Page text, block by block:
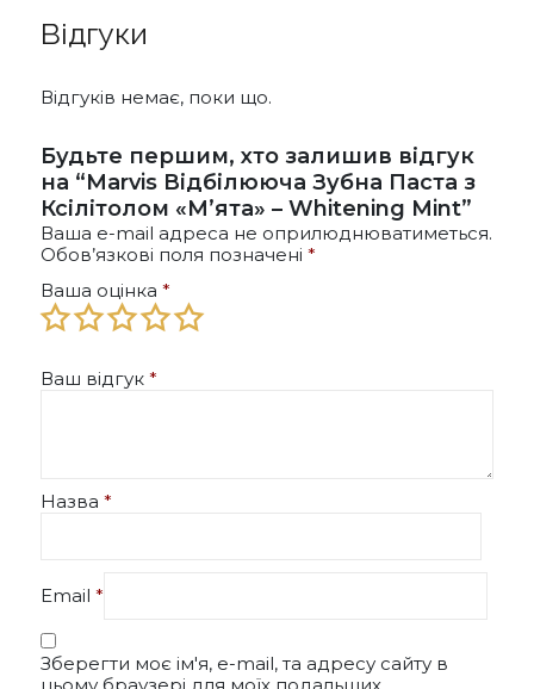
Відгуки
Відгуків немає, поки що.
Будьте першим, хто залишив відгук
на “Marvis Відбілююча Зубна Паста з
Ксілітолом «М’ята» – Whitening Mint”
Ваша e-mail адреса не оприлюднюватиметься.
Обов’язкові поля позначені *
Ваша оцінка *
Ваш відгук *
Назва *
Email *
Зберегти моє ім'я, e-mail, та адресу сайту в